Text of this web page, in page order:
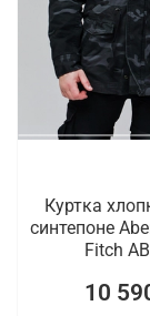
Куртка
синтепоне
Fitch
10